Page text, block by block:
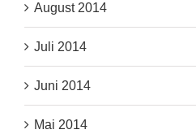
August 2014
Juli 2014
Juni 2014
Mai 2014